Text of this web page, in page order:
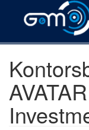
huvudinnehåll